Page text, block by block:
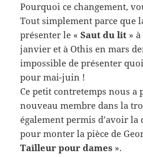
Pourquoi ce changement,
Tout simplement parce que
présenter le «Saut du lit »
janvier et à Othis en mars
impossible de présenter
pour mai-juin !
Ce petit contretemps nous a
nouveau membre dans la
également permis d’avoir
pour monter la pièce de
Tailleur pour dames ».